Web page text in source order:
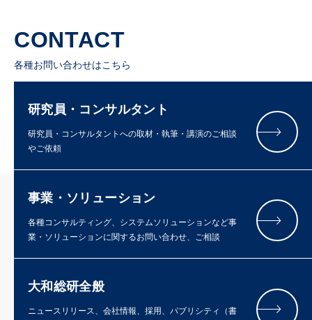
CONTACT
各種お問い合わせはこちら
研究員・コンサルタント
研究員・コンサルタントへの取材・執筆・講演のご相談
やご依頼
事業・ソリューション
各種コンサルティング、システムソリューションなど事
業・ソリューションに関するお問い合わせ、ご相談
大和総研全般
ニュースリリース、会社情報、採用、パブリシティ（書